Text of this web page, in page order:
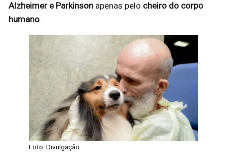
Alzheimer e Parkinson apenas pelo cheiro do corpo
humano.
Foto: Divulgação